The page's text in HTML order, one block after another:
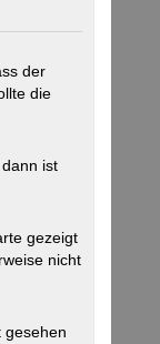
der
die
ist
gezeigt
nicht
gesehen